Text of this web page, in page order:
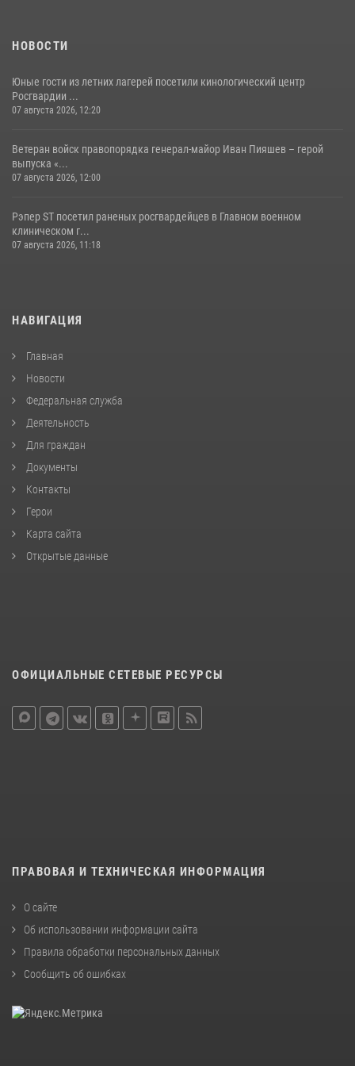
НОВОСТИ
Юные гости из летних лагерей посетили кинологический центр
Росгвардии ...
07 августа 2026, 12:20
Ветеран войск правопорядка генерал-майор Иван Пияшев – герой
выпуска «...
07 августа 2026, 12:00
Рэпер ST посетил раненых росгвардейцев в Главном военном
клиническом г...
07 августа 2026, 11:18
НАВИГАЦИЯ
Главная
Новости
Федеральная служба
Деятельность
Для граждан
Документы
Контакты
Герои
Карта сайта
Открытые данные
ОФИЦИАЛЬНЫЕ СЕТЕВЫЕ РЕСУРСЫ
ПРАВОВАЯ И ТЕХНИЧЕСКАЯ ИНФОРМАЦИЯ
О сайте
Об использовании информации сайта
Правила обработки персональных данных
Сообщить об ошибках